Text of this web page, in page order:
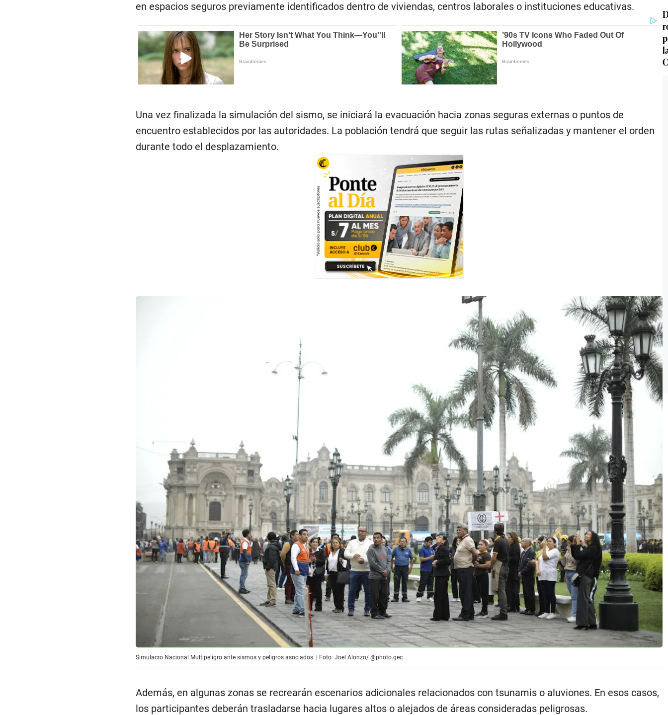
en espacios seguros previamente identificados dentro de viviendas, centros laborales o instituciones educativas.
Una vez finalizada la simulación del sismo, se iniciará la evacuación hacia zonas seguras externas o puntos de
encuentro establecidos por las autoridades. La población tendrá que seguir las rutas señalizadas y mantener el orden
durante todo el desplazamiento.
Simulacro Nacional Multipeligro ante sismos y peligros asociados. | Foto: Joel Alonzo/ @photo.gec
Además, en algunas zonas se recrearán escenarios adicionales relacionados con tsunamis o aluviones. En esos casos,
los participantes deberán trasladarse hacia lugares altos o alejados de áreas consideradas peligrosas.